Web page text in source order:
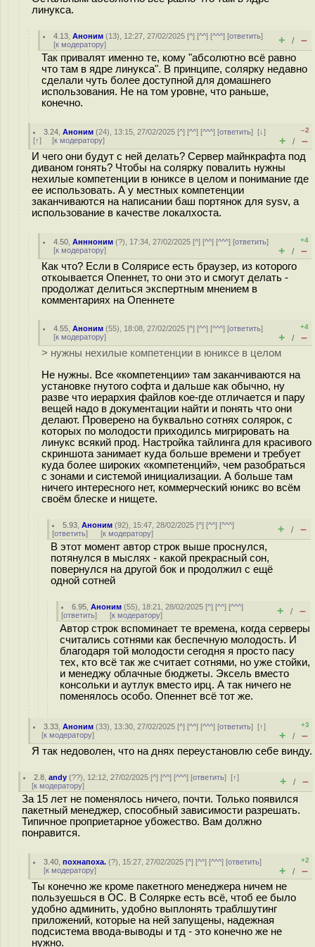
линукса.
4.13 ,Аноним (13), 12:27, 27/02/2025 [^] [^^] [^^^] [ответить]
[к модератору] + / –
Так привалят именно те, кому "абсолютно всё равно
что там в ядре линукса". В принципе, солярку недавно
сделали чуть более доступной для домашнего
использования. Не на том уровне, что раньше,
конечно.
3.24 ,Аноним (24), 13:15, 27/02/2025 [^] [^^] [^^^] [ответить][↓]
[↑] [к модератору]
–2
+ / –
И чего они будут с ней делать? Сервер майнкрафта под
диваном гонять? Чтобы на солярку повалить нужны
нехилые компетенции в юниксе в целом и понимание где
ее использовать. А у местных компетенции
заканчиваются на написании баш портянок для sysv, а
использование в качестве локалхоста.
4.50 ,Аннноним (?), 17:34, 27/02/2025 [^] [^^] [^^^] [ответить]
[к модератору]
+4
+ / –
Как что? Если в Солярисе есть браузер, из которого
откоывается Опеннет, то они это и смогут делать -
продолжат делиться экспертным мнением в
комментариях на Опеннете
4.55 ,Аноним (55), 18:08, 27/02/2025 [^] [^^] [^^^] [ответить]
[к модератору]
+4
+ / –
> нужны нехилые компетенции в юниксе в целом
Не нужны. Все «компетенции» там заканчиваются на
установке гнутого софта и дальше как обычно, ну
разве что иерархия файлов кое-где отличается и пару
вещей надо в документации найти и понять что они
делают. Проверено на буквально сотнях солярок, с
которых по молодости приходилсь мигрировать на
линукс всякий прод. Настройка тайлинга для красивого
скриншота занимает куда больше времени и требует
куда более широких «компетенций», чем разобраться
с зонами и системой инициализации. А больше там
ничего интересного нет, коммерческий юникс во всём
своём блеске и нищете.
5.93 ,Аноним (92), 15:47, 28/02/2025 [^] [^^] [^^^]
[ответить] [к модератору] + / –
В этот момент автор строк выше проснулся,
потянулся в мыслях - какой прекрасный сон,
повернулся на другой бок и продолжил с ещё
одной сотней
6.95 ,Аноним (55), 18:21, 28/02/2025 [^] [^^] [^^^]
[ответить] [к модератору] + / –
Автор строк вспоминает те времена, когда серверы
считались сотнями как беспечную молодость. И
благодаря той молодости сегодня я просто пасу
тех, кто всё так же считает сотнями, но уже стойки,
и менеджу облачные бюджеты. Эксель вместо
консольки и аутлук вместо ирц. А так ничего не
поменялось особо. Опеннет всё тот же.
3.33 ,Аноним (33), 13:30, 27/02/2025 [^] [^^] [^^^] [ответить][↑]
[к модератору]
+3
+ / –
Я так недоволен, что на днях переустановлю себе винду.
2.8 ,andy (??), 12:12, 27/02/2025 [^] [^^] [^^^] [ответить][↑]
[к модератору] + / –
За 15 лет не поменялось ничего, почти. Только появился
пакетный менеджер, способный зависимости разрешать.
Типичное проприетарное убожество. Вам должно
понравится.
3.40 ,похнапоха. (?), 15:27, 27/02/2025 [^] [^^] [^^^] [ответить]
[к модератору]
+2
+ / –
Ты конечно же кроме пакетного менеджера ничем не
пользуешься в ОС. В Солярке есть всё, чтоб ее было
удобно админить, удобно выплонять траблшутинг
приложений, которые на ней запущены, надежная
подсистема ввода-выводы и тд - это конечно же не
нужно.